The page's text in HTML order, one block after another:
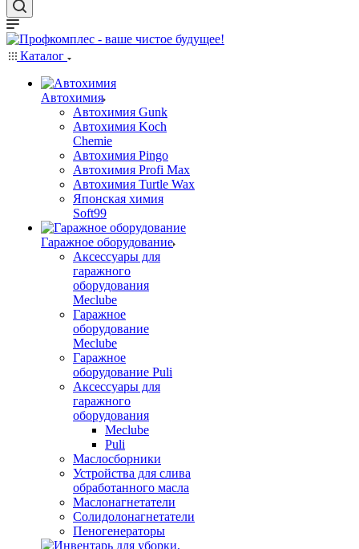
Каталог
Автохимия
Автохимия Gunk
Автохимия Koch
Chemie
Автохимия Pingo
Автохимия Profi Max
Автохимия Turtle Wax
Японская химия
Soft99
Гаражное оборудование
Аксессуары для
гаражного
оборудования
Meclube
Гаражное
оборудование
Meclube
Гаражное
оборудование Puli
Аксессуары для
гаражного
оборудования
Meclube
Puli
Маслосборники
Устройства для слива
обработанного масла
Маслонагнетатели
Солидолонагнетатели
Пеногенераторы